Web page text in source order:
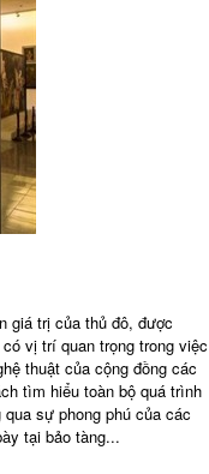
giá trị của thủ đô, được
vị trí quan trọng trong việc
thuật của cộng đồng các
tìm hiểu toàn bộ quá trình
sự phong phú của các
tại bảo tàng...